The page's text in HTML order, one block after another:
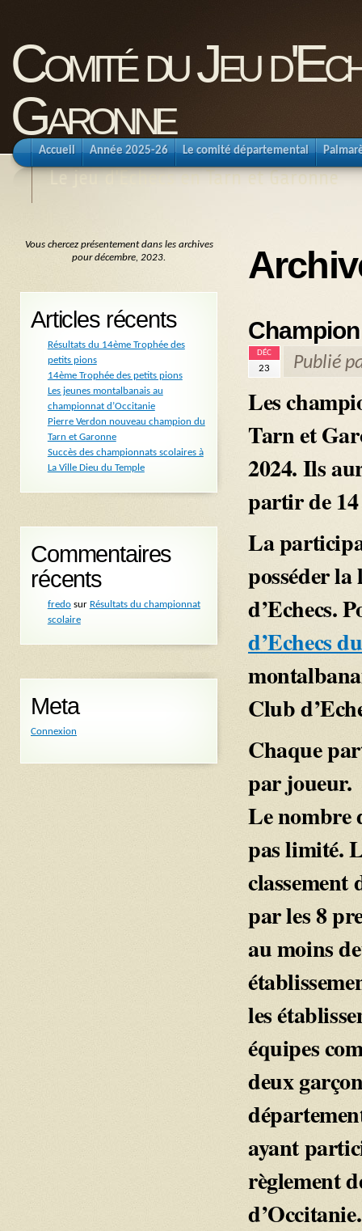
Comité du Jeu
Garonne
Le jeu d'Echecs en Tarn et Garonne
Accueil Année 2025-26 Le comité départemental
DÉC
23 Publié
Les
Tarn et
2024. Ils
partir de
La
posséder
d’Echecs.
d’Echecs
Club
Chaque
par joueur.
Le nombre
pas limité.
classement
par les 8
au moins
les
équipes
deux
ayant
règlement
d’Occitanie.
Vous chercez présentement dans les archives
pour décembre, 2023.
Articles récents
Résultats du 14ème Trophée des
petits pions
14ème Trophée des petits pions
Les jeunes montalbanais au
championnat d’Occitanie
Pierre Verdon nouveau champion du
Tarn et Garonne
Succès des championnats scolaires à
La Ville Dieu du Temple
Commentaires
récents
fredosur Résultats du championnat
scolaire
Meta
Connexion